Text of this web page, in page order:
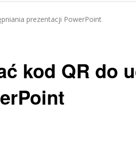
prezentacji PowerPoint
kod QR do